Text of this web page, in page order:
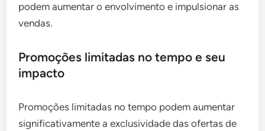
podem aumentar o envolvimento e impulsionar as
vendas.
Promoções limitadas no tempo e seu
impacto
Promoções limitadas no tempo podem aumentar
significativamente a exclusividade das ofertas de